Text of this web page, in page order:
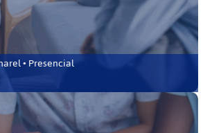
• Presencial